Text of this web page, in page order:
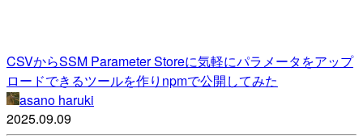
CSVからSSM Parameter Storeに気軽にパラメータをアップ
ロードできるツールを作りnpmで公開してみた
asano haruki
2025.09.09